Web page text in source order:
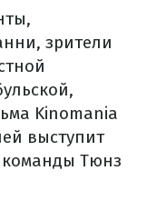
зрители
Kinomania
выступит
команды Тюнз